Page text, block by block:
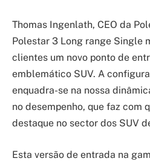
Thomas Ingenlath, CEO da
Polestar 3 Long range Single
clientes um novo ponto de
emblemático SUV. A
enquadra-se na nossa
no desempenho, que faz com
destaque no sector dos SUV
Esta versão de entrada na